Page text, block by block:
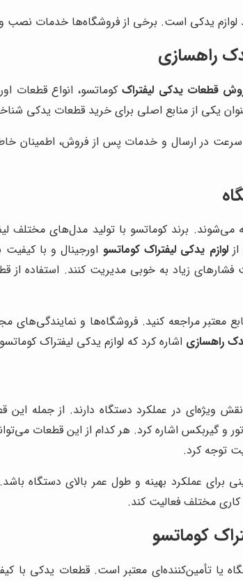
یدکی است. برخی از فروشگاه‌ها خدمات نصب و
راهسازی
قطعات یدکی لیفتراک کوماتسو، انواع قطعات
یکی از منابع اصلی برای خرید قطعات یدکی
در ارسال و خدمات پس از فروش، اطمینان
برند کوماتسو با تولید مدل‌های مختلف
لوازم یدکی لیفتراک کوماتسو اورجینال و با
زیاد به خوبی مدیریت کنند. استفاده
معتبر مراجعه کنید. فروشگاه‌ها و نمایندگی‌های
راهسازی اشاره کرد که لوازم یدکی لیفتراک
ویژه‌ای در عملکرد دستگاه دارند. از جمله این
گیربکس اشاره کرد. هر کدام از این قطعات
توجه کرد.
برای عملکرد بهینه و طول عمر بالای دستگاه
مختلف فعالیت کند.
کوماتسو
یا تأمین‌کننده‌ای معتبر است. قطعات یدکی با